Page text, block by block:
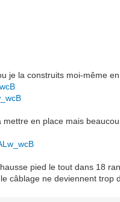
la construits moi-même
en place mais
pied le tout dans 18
câblage ne deviennent trop